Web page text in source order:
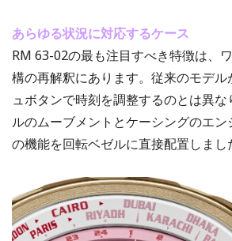
あらゆる状況に対応するケース
RM 63-02の最も注目すべき特徴は、
構の再解釈にあります。従来のモデ
ュボタンで時刻を調整するのとは異な
ルのムーブメントとケーシングのエン
の機能を回転ベゼルに直接配置しまし